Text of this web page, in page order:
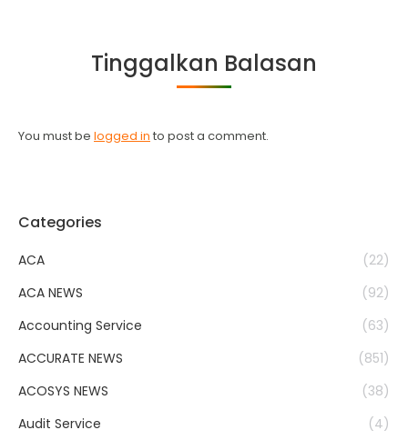
Tinggalkan Balasan
You must be logged in to post a comment.
Categories
ACA
(22)
ACA NEWS
(92)
Accounting Service
(63)
ACCURATE NEWS
(851)
ACOSYS NEWS
(38)
Audit Service
(4)